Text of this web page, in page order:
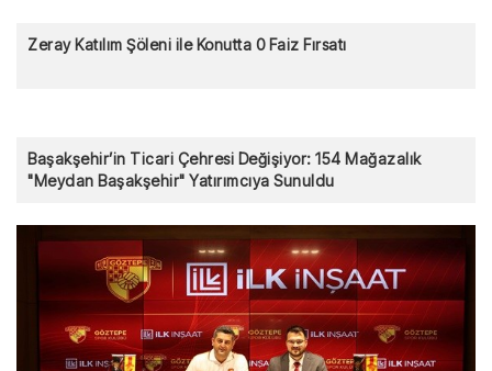
Zeray Katılım Şöleni ile Konutta 0 Faiz Fırsatı
Başakşehir’in Ticari Çehresi Değişiyor: 154 Mağazalık
"Meydan Başakşehir" Yatırımcıya Sunuldu